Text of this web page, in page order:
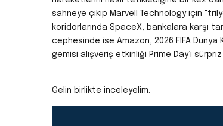
sahneye çıkıp Marvell Technology için
koridorlarında SpaceX, bankalara karşı
cephesinde ise Amazon, 2026 FIFA Dünya
gemisi alışveriş etkinliği Prime Day’i
Gelin birlikte inceleyelim.